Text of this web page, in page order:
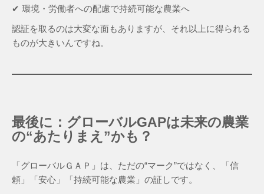
✔ 環境・労働者への配慮で持続可能な農業へ
認証を取るのは大変な面もありますが、それ以上に得られる
ものが大きいんですね。
最後に：グローバルGAPは未来の農業
の“あたりまえ”かも？
「グローバルＧＡＰ」は、ただの“マーク”ではなく、「信
頼」「安心」「持続可能な農業」の証しです。